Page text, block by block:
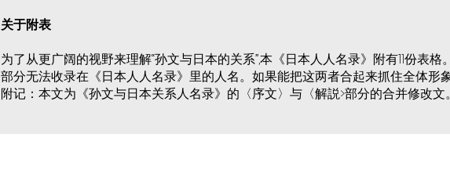
关于附表
为了从更广阔的视野来理解“孙文与日本的关系”,本《日本人人名录》附有11份表格
部分无法收录在《日本人人名录》里的人名。如果能把这两者合起来抓住全体形象
附记：本文为《孙文与日本关系人名录》的〈序文〉与〈解説>部分的合并修改